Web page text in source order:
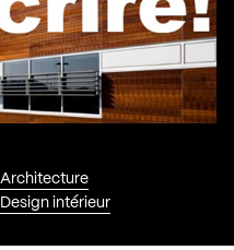
Architecture
Design intérieur